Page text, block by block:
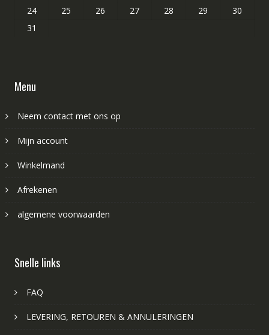
24
25 26 27 28 29
30
31
Menu
Neem contact met ons op
Mijn account
Winkelmand
Afrekenen
algemene voorwaarden
Snelle links
FAQ
LEVERING, RETOUREN & ANNULERINGEN